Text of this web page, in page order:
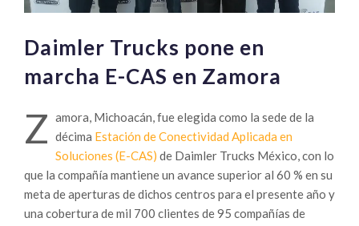
Daimler Trucks pone en
marcha E-CAS en Zamora
Z amora, Michoacán, fue elegida como la sede de la
décima Estación de Conectividad Aplicada en
Soluciones (E-CAS) de Daimler Trucks México, con lo
que la compañía mantiene un avance superior al 60 % en su
meta de aperturas de dichos centros para el presente año y
una cobertura de mil 700 clientes de 95 compañías de